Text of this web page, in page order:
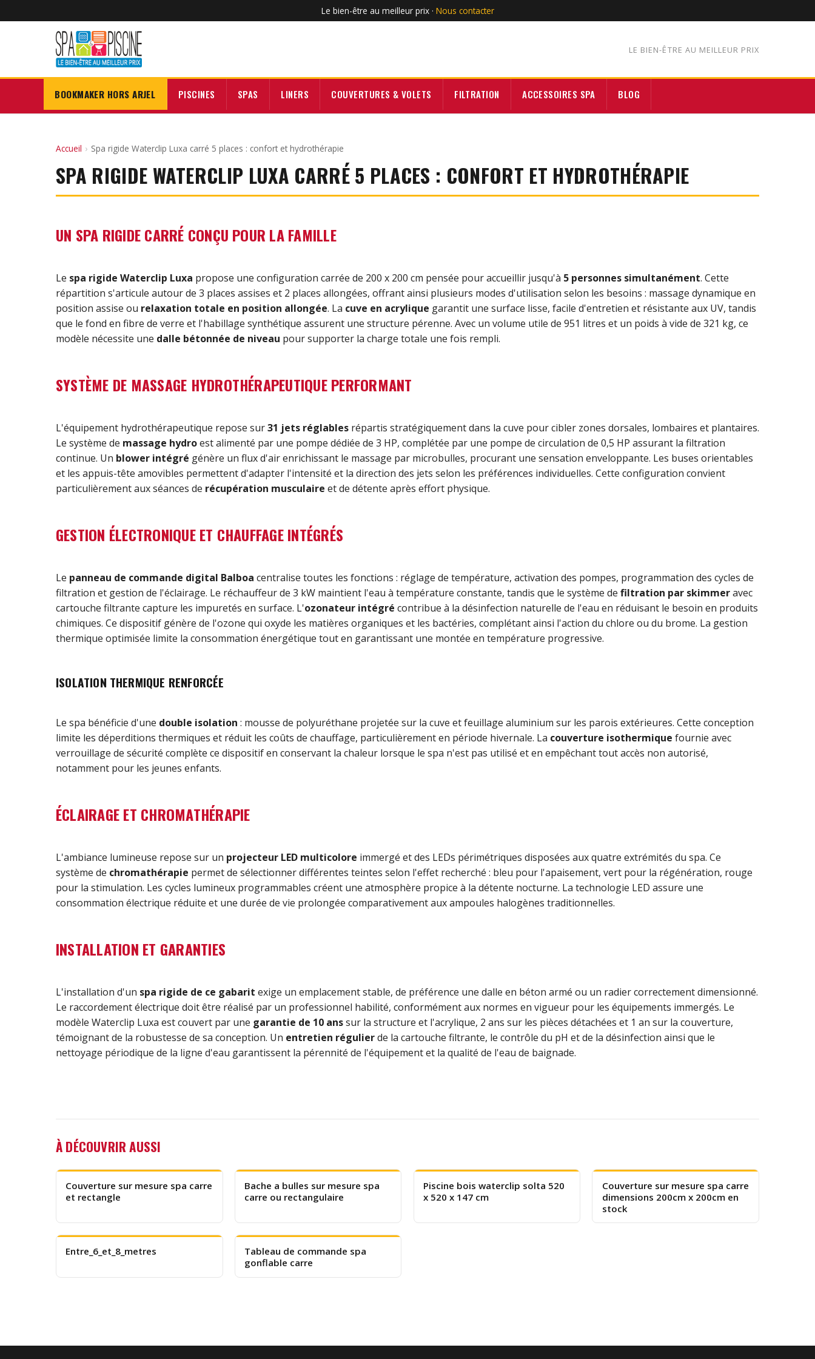
Le bien-être au meilleur prix · Nous contacter
LE BIEN-ÊTRE AU MEILLEUR PRIX
BOOKMAKER HORS ARJEL PISCINES SPAS LINERS COUVERTURES & VOLETS FILTRATION ACCESSOIRES SPA BLOG
Accueil › Spa rigide Waterclip Luxa carré 5 places : confort et hydrothérapie
SPA RIGIDE WATERCLIP LUXA CARRÉ 5 PLACES : CONFORT ET HYDROTHÉRAPIE
UN SPA RIGIDE CARRÉ CONÇU POUR LA FAMILLE
Le spa rigide Waterclip Luxa propose une configuration carrée de 200 x 200 cm pensée pour accueillir jusqu'à 5 personnes simultanément. Cette
répartition s'articule autour de 3 places assises et 2 places allongées, offrant ainsi plusieurs modes d'utilisation selon les besoins : massage dynamique en
position assise ou relaxation totale en position allongée. La cuve en acrylique garantit une surface lisse, facile d'entretien et résistante aux UV, tandis
que le fond en fibre de verre et l'habillage synthétique assurent une structure pérenne. Avec un volume utile de 951 litres et un poids à vide de 321 kg, ce
modèle nécessite une dalle bétonnée de niveau pour supporter la charge totale une fois rempli.
SYSTÈME DE MASSAGE HYDROTHÉRAPEUTIQUE PERFORMANT
L'équipement hydrothérapeutique repose sur31 jets réglables répartis stratégiquement dans la cuve pour cibler zones dorsales, lombaires et plantaires.
Le système de massage hydroest alimenté par une pompe dédiée de 3 HP, complétée par une pompe de circulation de 0,5 HP assurant la filtration
continue. Un blower intégré génère un flux d'air enrichissant le massage par microbulles, procurant une sensation enveloppante. Les buses orientables
et les appuis-tête amovibles permettent d'adapter l'intensité et la direction des jets selon les préférences individuelles. Cette configuration convient
particulièrement aux séances de récupération musculaire et de détente après effort physique.
GESTION ÉLECTRONIQUE ET CHAUFFAGE INTÉGRÉS
Le panneau de commande digital Balboa centralise toutes les fonctions : réglage de température, activation des pompes, programmation des cycles de
filtration et gestion de l'éclairage. Le réchauffeur de 3 kW maintient l'eau à température constante, tandis que le système de filtration par skimmeravec
cartouche filtrante capture les impuretés en surface. L'ozonateur intégré contribue à la désinfection naturelle de l'eau en réduisant le besoin en produits
chimiques. Ce dispositif génère de l'ozone qui oxyde les matières organiques et les bactéries, complétant ainsi l'action du chlore ou du brome. La gestion
thermique optimisée limite la consommation énergétique tout en garantissant une montée en température progressive.
ISOLATION THERMIQUE RENFORCÉE
Le spa bénéficie d'une double isolation : mousse de polyuréthane projetée sur la cuve et feuillage aluminium sur les parois extérieures. Cette conception
limite les déperditions thermiques et réduit les coûts de chauffage, particulièrement en période hivernale. La couverture isothermique fournie avec
verrouillage de sécurité complète ce dispositif en conservant la chaleur lorsque le spa n'est pas utilisé et en empêchant tout accès non autorisé,
notamment pour les jeunes enfants.
ÉCLAIRAGE ET CHROMATHÉRAPIE
L'ambiance lumineuse repose sur un projecteur LED multicolore immergé et des LEDs périmétriques disposées aux quatre extrémités du spa. Ce
système de chromathérapie permet de sélectionner différentes teintes selon l'effet recherché : bleu pour l'apaisement, vert pour la régénération, rouge
pour la stimulation. Les cycles lumineux programmables créent une atmosphère propice à la détente nocturne. La technologie LED assure une
consommation électrique réduite et une durée de vie prolongée comparativement aux ampoules halogènes traditionnelles.
INSTALLATION ET GARANTIES
L'installation d'un spa rigide de ce gabarit exige un emplacement stable, de préférence une dalle en béton armé ou un radier correctement dimensionné.
Le raccordement électrique doit être réalisé par un professionnel habilité, conformément aux normes en vigueur pour les équipements immergés. Le
modèle Waterclip Luxa est couvert par une garantie de 10 anssur la structure et l'acrylique, 2 ans sur les pièces détachées et 1 an sur la couverture,
témoignant de la robustesse de sa conception. Un entretien régulierde la cartouche filtrante, le contrôle du pH et de la désinfection ainsi que le
nettoyage périodique de la ligne d'eau garantissent la pérennité de l'équipement et la qualité de l'eau de baignade.
À DÉCOUVRIR AUSSI
Couverture sur mesure spa carre
et rectangle
Bache a bulles sur mesure spa
carre ou rectangulaire
Piscine bois waterclip solta 520
x 520 x 147 cm
Couverture sur mesure spa carre
dimensions 200cm x 200cm en
stock
Entre_6_et_8_metres
Tableau de commande spa
gonflable carre